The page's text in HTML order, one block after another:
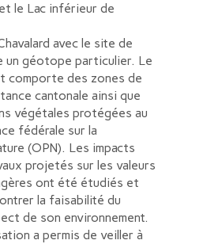
le Lac inférieur de
avec le site de
un géotope particulier. Le
comporte des zones de
cantonale ainsi que
végétales protégées au
fédérale sur la
(OPN). Les impacts
projetés sur les valeurs
ont été étudiés et
la faisabilité du
de son environnement.
a permis de veiller à